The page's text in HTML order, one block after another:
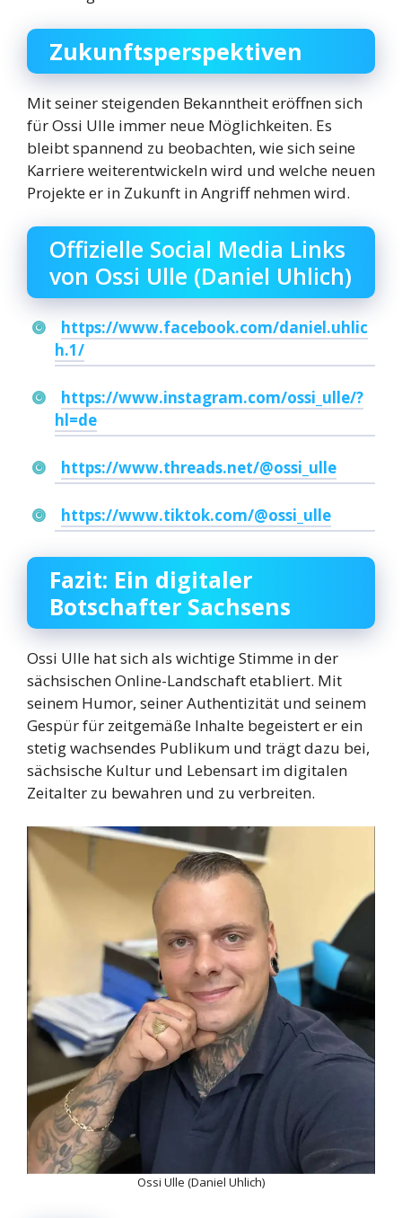
Zukunftsperspektiven
Mit seiner steigenden Bekanntheit eröffnen sich
für Ossi Ulle immer neue Möglichkeiten. Es
bleibt spannend zu beobachten, wie sich seine
Karriere weiterentwickeln wird und welche neuen
Projekte er in Zukunft in Angriff nehmen wird.
Offizielle Social Media Links
von Ossi Ulle (Daniel Uhlich)
https://www.facebook.com/daniel.uhlic
h.1/
https://www.instagram.com/ossi_ulle/?
hl=de
https://www.threads.net/@ossi_ulle
https://www.tiktok.com/@ossi_ulle
Fazit: Ein digitaler
Botschafter Sachsens
Ossi Ulle hat sich als wichtige Stimme in der
sächsischen Online-Landschaft etabliert. Mit
seinem Humor, seiner Authentizität und seinem
Gespür für zeitgemäße Inhalte begeistert er ein
stetig wachsendes Publikum und trägt dazu bei,
sächsische Kultur und Lebensart im digitalen
Zeitalter zu bewahren und zu verbreiten.
Ossi Ulle (Daniel Uhlich)